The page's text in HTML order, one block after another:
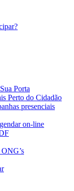
Porta
Perto do Cidadão
presenciais
on-line